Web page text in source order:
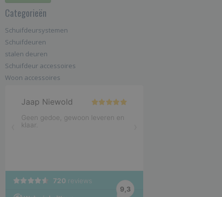
Categorieën
Schuifdeursystemen
Schuifdeuren
stalen deuren
Schuifdeur accessoires
Woon accessoires